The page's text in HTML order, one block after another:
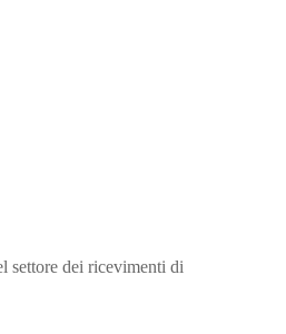
settore dei ricevimenti di